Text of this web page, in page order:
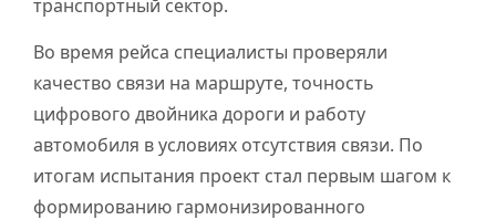
транспортный сектор.
Во время рейса специалисты проверяли
качество связи на маршруте, точность
цифрового двойника дороги и работу
автомобиля в условиях отсутствия связи. По
итогам испытания проект стал первым шагом к
формированию гармонизированного